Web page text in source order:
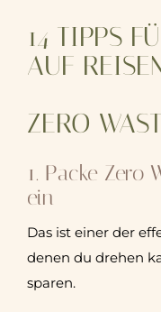
14 TIPPS
AUF
ZERO
1. Packe Zero
ein
Das ist einer der
denen du drehen
sparen.